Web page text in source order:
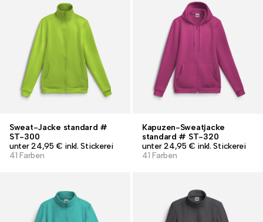
Sweat-Jacke standard #
ST-300
unter 24,95 € inkl. Stickerei
41 Farben
Kapuzen-Sweatjacke
standard # ST-320
unter 24,95 € inkl. Stickerei
41 Farben